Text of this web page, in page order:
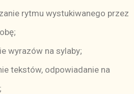
rytmu wystukiwanego przez
wyrazów na sylaby;
tekstów, odpowiadanie na